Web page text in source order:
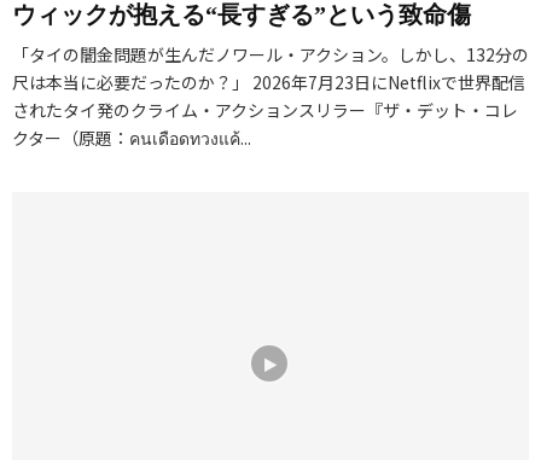
ウィックが抱える“長すぎる”という致命傷
「タイの闇金問題が生んだノワール・アクション。しかし、132分の
尺は本当に必要だったのか？」 2026年7月23日にNetflixで世界配信
されたタイ発のクライム・アクションスリラー『ザ・デット・コレ
クター（原題：คนเดือดทวงแค้...